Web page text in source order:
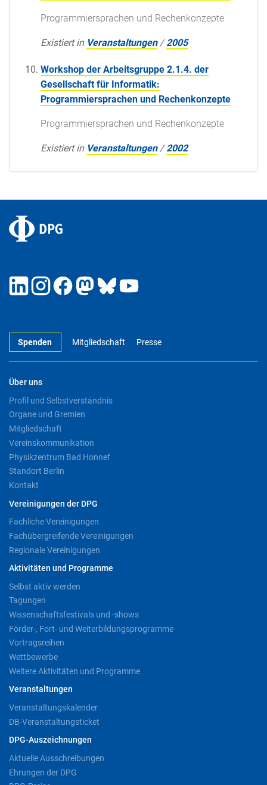
Programmiersprachen und Rechenkonzepte
Existiert in Veranstaltungen /2005
Workshop der Arbeitsgruppe 2.1.4. der
Gesellschaft für Informatik:
Programmiersprachen und Rechenkonzepte
Programmiersprachen und Rechenkonzepte
Existiert in Veranstaltungen /2002
Spenden Mitgliedschaft Presse
Über uns
Profil und Selbstverständnis
Organe und Gremien
Mitgliedschaft
Vereinskommunikation
Physikzentrum Bad Honnef
Standort Berlin
Kontakt
Vereinigungen der DPG
Fachliche Vereinigungen
Fachübergreifende Vereinigungen
Regionale Vereinigungen
Aktivitäten und Programme
Selbst aktiv werden
Tagungen
Wissenschaftsfestivals und -shows
Förder-, Fort- und Weiterbildungsprogramme
Vortragsreihen
Wettbewerbe
Weitere Aktivitäten und Programme
Veranstaltungen
Veranstaltungskalender
DB-Veranstaltungsticket
DPG-Auszeichnungen
Aktuelle Ausschreibungen
Ehrungen der DPG